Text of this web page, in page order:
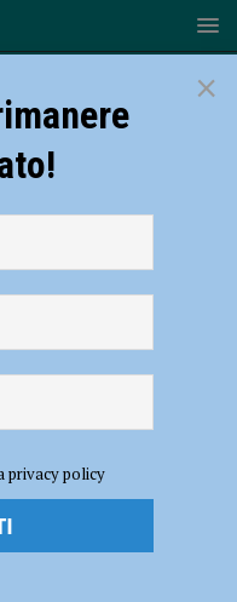
Kaya
di Ergi
×
privacy policy